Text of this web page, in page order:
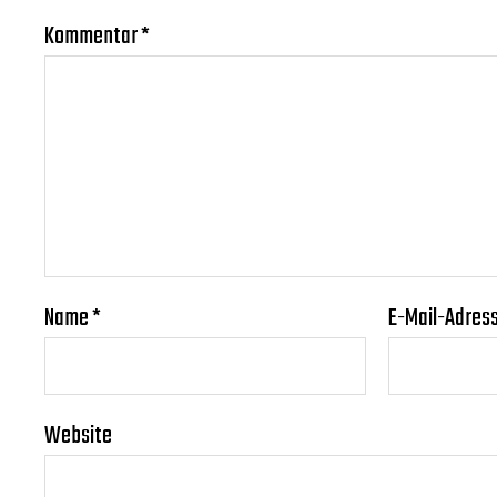
Kommentar*
Name* E-Mail-
Website